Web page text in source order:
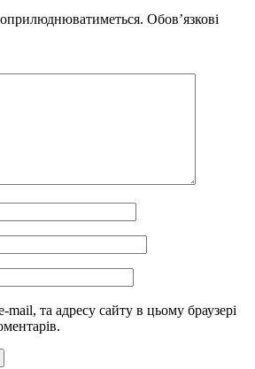
Обов’язкові
mail, та адресу сайту в цьому браузері